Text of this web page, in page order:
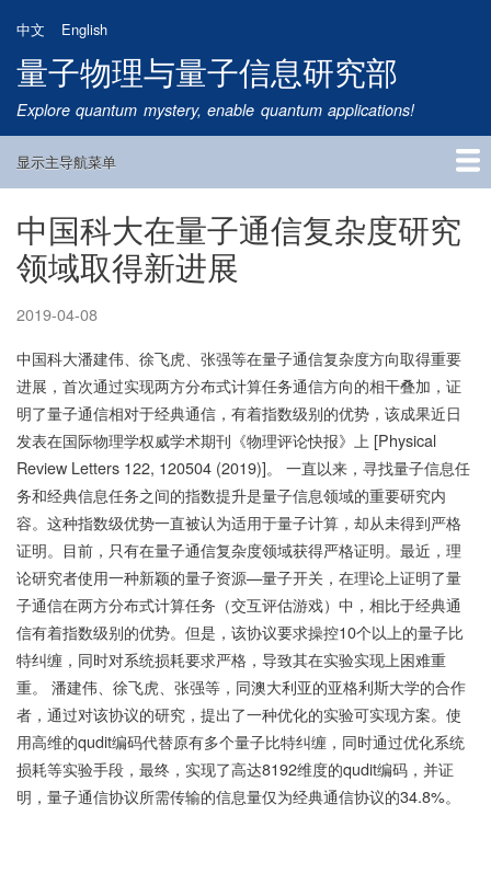
到
主
要
内
中文 English
量子物理与量子信息研究部
Explore quantum mystery, enable quantum applications!
Main
显示主导航菜单
首页
研究方向
量子卫星
团队成员
新闻动态
研究进展
学术报告
论文发表
公告通知
招生信息
相关链接
中国科大在量子通信复杂度研究
领域取得新进展
2019-04-08
中国科大潘建伟、徐飞虎、张强等在量子通信复杂度方向取得重要
进展，首次通过实现两方分布式计算任务通信方向的相干叠加，证
明了量子通信相对于经典通信，有着指数级别的优势，该成果近日
发表在国际物理学权威学术期刊《物理评论快报》上 [Physical
Review Letters 122, 120504 (2019)]。 一直以来，寻找量子信息任
务和经典信息任务之间的指数提升是量子信息领域的重要研究内
容。这种指数级优势一直被认为适用于量子计算，却从未得到严格
证明。目前，只有在量子通信复杂度领域获得严格证明。最近，理
论研究者使用一种新颖的量子资源—量子开关，在理论上证明了量
子通信在两方分布式计算任务（交互评估游戏）中，相比于经典通
信有着指数级别的优势。但是，该协议要求操控10个以上的量子比
特纠缠，同时对系统损耗要求严格，导致其在实验实现上困难重
重。 潘建伟、徐飞虎、张强等，同澳大利亚的亚格利斯大学的合作
者，通过对该协议的研究，提出了一种优化的实验可实现方案。使
用高维的qudit编码代替原有多个量子比特纠缠，同时通过优化系统
损耗等实验手段，最终，实现了高达8192维度的qudit编码，并证
明，量子通信协议所需传输的信息量仅为经典通信协议的34.8%。